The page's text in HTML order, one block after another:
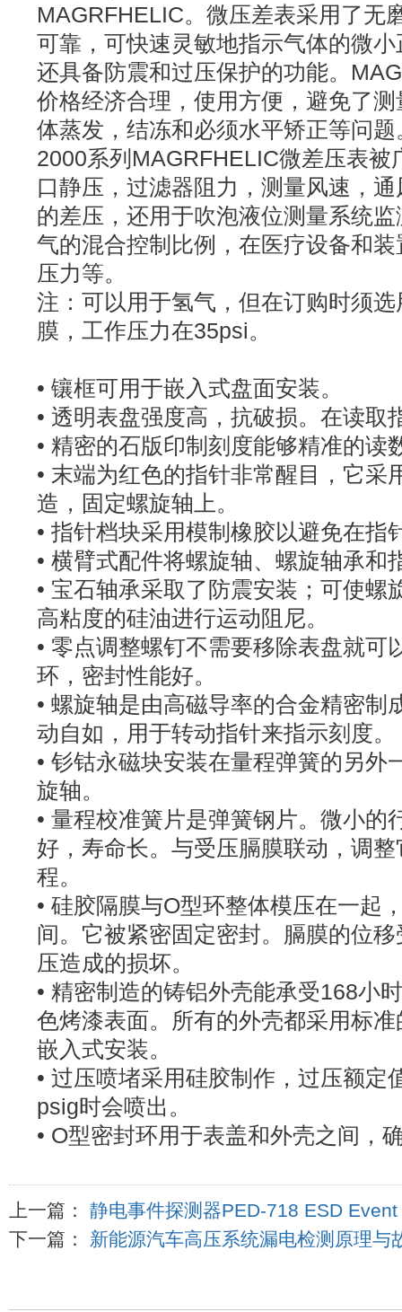
MAGRFHELIC。微压差表采用了无
可靠，可快速灵敏地指示气体的微
还具备防震和过压保护的功能。
价格经济合理，使用方便，避免了
体蒸发，结冻和必须水平矫正等问题
2000系列MAGRFHELIC微差压表被
口静压，过滤器阻力，测量风速，
的差压，还用于吹泡液位测量系统
气的混合控制比例，在医疗设备和
压力等。
注：可以用于氢气，但在订购时须
膜，工作压力在35psi。
• 镶框可用于嵌入式盘面安装。
• 透明表盘强度高，抗破损。在读取
• 精密的石版印制刻度能够精准的读
• 末端为红色的指针非常醒目，它采
造，固定螺旋轴上。
• 指针档块采用模制橡胶以避免在指
• 横臂式配件将螺旋轴、螺旋轴承和
• 宝石轴承采取了防震安装；可使螺
高粘度的硅油进行运动阻尼。
• 零点调整螺钉不需要移除表盘就可
环，密封性能好。
• 螺旋轴是由高磁导率的合金精密制
动自如，用于转动指针来指示刻度。
• 钐钴永磁块安装在量程弹簧的另外
旋轴。
• 量程校准簧片是弹簧钢片。微小的
好，寿命长。与受压膈膜联动，调
程。
• 硅胶隔膜与O型环整体模压在一起
间。它被紧密固定密封。膈膜的位
压造成的损坏。
• 精密制造的铸铝外壳能承受168小
色烤漆表面。所有的外壳都采用标
嵌入式安装。
• 过压喷堵采用硅胶制作，过压额定
psig时会喷出。
• O型密封环用于表盖和外壳之间，
上一篇： 静电事件探测器PED-718 ESD
下一篇： 新能源汽车高压系统漏电检测原理与